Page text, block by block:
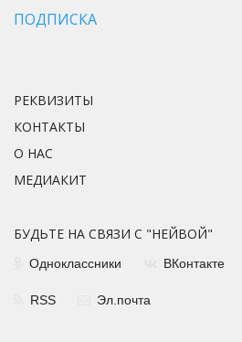
ПОДПИСКА
РЕКВИЗИТЫ
КОНТАКТЫ
О НАС
МЕДИАКИТ
БУДЬТЕ НА СВЯЗИ С "НЕЙВОЙ"
Одноклассники ВКонтакте
RSS Эл.почта